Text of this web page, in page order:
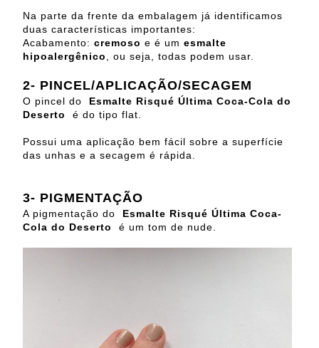
Na parte da frente da embalagem já identificamos
duas características importantes:
Acabamento: cremoso e é um esmalte
hipoalergênico
, ou seja, todas podem usar.
2- PINCEL/APLICAÇÃO/SECAGEM
O pincel do
Esmalte Risqué Última Coca-Cola do
Deserto
é do tipo flat.
Possui uma aplicação bem fácil sobre a superfície
das unhas e a secagem é rápida.
3- PIGMENTAÇÃO
A pigmentação do Esmalte Risqué Última Coca-
Cola do Deserto
é um tom de nude.